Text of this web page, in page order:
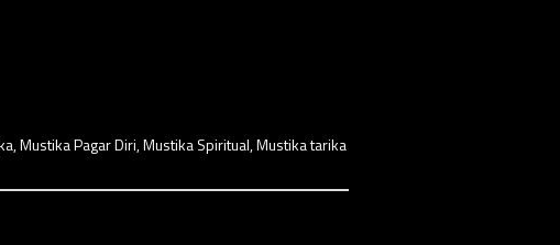
,Mustika Pagar Diri,Mustika Spiritual,Mustika tarika